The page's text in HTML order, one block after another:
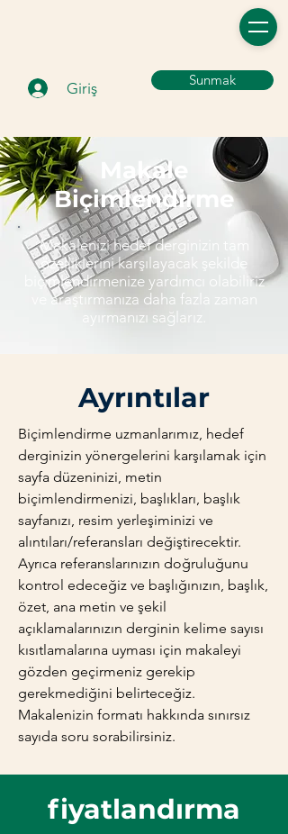
Giriş Sunmak
Makale
Biçimlendirme
Makalenizi hedef derginizin tam
özelliklerini karşılayacak şekilde
biçimlendirmenize yardımcı olabiliriz
ve araştırmanıza daha fazla zaman
ayırmanızı sağlarız.
Ayrıntılar
Biçimlendirme uzmanlarımız, hedef
derginizin yönergelerini karşılamak için
sayfa düzeninizi, metin
biçimlendirmenizi, başlıkları, başlık
sayfanızı, resim yerleşiminizi ve
alıntıları/referansları değiştirecektir.
Ayrıca referanslarınızın doğruluğunu
kontrol edeceğiz ve başlığınızın, başlık,
özet, ana metin ve şekil
açıklamalarınızın derginin kelime sayısı
kısıtlamalarına uyması için makaleyi
gözden geçirmeniz gerekip
gerekmediğini belirteceğiz.
Makalenizin formatı hakkında sınırsız
sayıda soru sorabilirsiniz.
fiyatlandırma